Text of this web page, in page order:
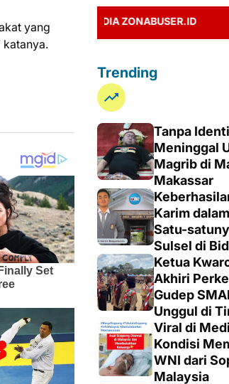
yang
katanya.
MEDIA ZONABUSER.ID
Trending
Tanpa
Meninggal
Magrib di
Makassar
Karim
Satu-
Sulsel di
Ketua
Akhiri
Gudep
Unggul di
Penegak
Viral di
Kondisi
WNI dari
Malaysia